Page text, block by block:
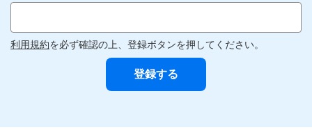
利用規約を必ず確認の上、登録ボタンを押してください。